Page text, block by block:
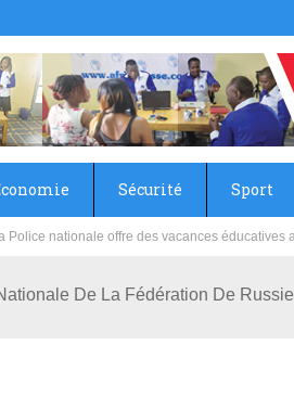
Sécurité Sport
du Camp Général Aboubacar Sangoulé
De La Fédération De